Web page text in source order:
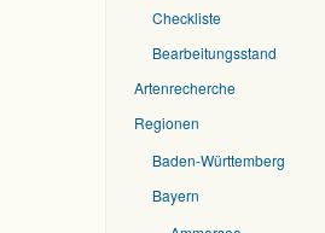
Checkliste
Bearbeitungsstand
Artenrecherche
Regionen
Baden-Württemberg
Bayern